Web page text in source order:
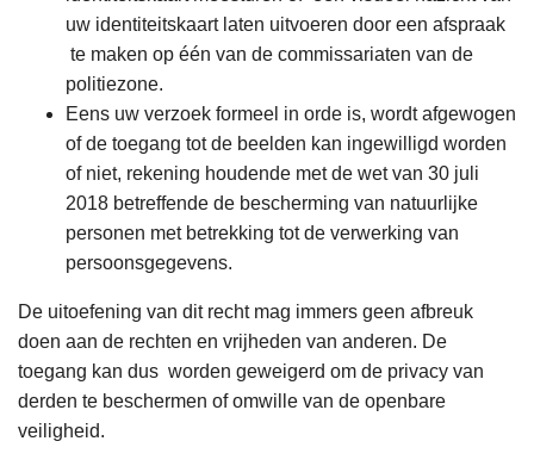
uw identiteitskaart laten uitvoeren door een afspraak
te maken op één van de commissariaten van de
politiezone.
Eens uw verzoek formeel in orde is, wordt afgewogen
of de toegang tot de beelden kan ingewilligd worden
of niet, rekening houdende met de wet van 30 juli
2018 betreffende de bescherming van natuurlijke
personen met betrekking tot de verwerking van
persoonsgegevens.
De uitoefening van dit recht mag immers geen afbreuk
doen aan de rechten en vrijheden van anderen. De
toegang kan dus worden geweigerd om de privacy van
derden te beschermen of omwille van de openbare
veiligheid.